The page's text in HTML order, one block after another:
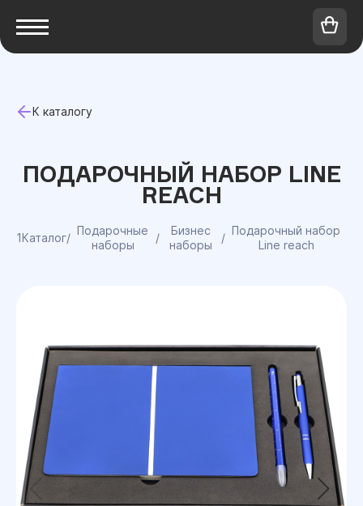
К каталогу
ПОДАРОЧНЫЙ НАБОР LINE
REACH
1Каталог/
Подарочные
наборы
/
Бизнес
наборы
/
Подарочный набор
Line reach